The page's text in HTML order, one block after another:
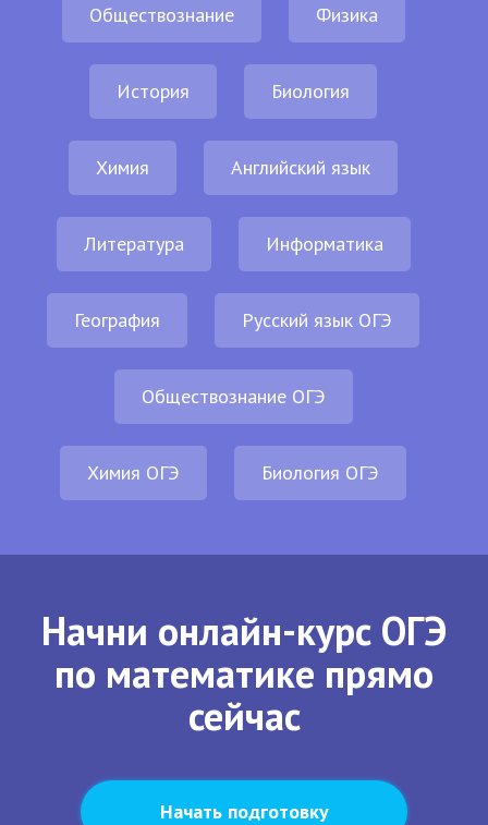
Обществознание Физика
История Биология
Химия Английский язык
Литература Информатика
География Русский язык ОГЭ
Обществознание ОГЭ
Химия ОГЭ Биология ОГЭ
Начни онлайн-курс ОГЭ
по математике прямо
сейчас
Начать подготовку